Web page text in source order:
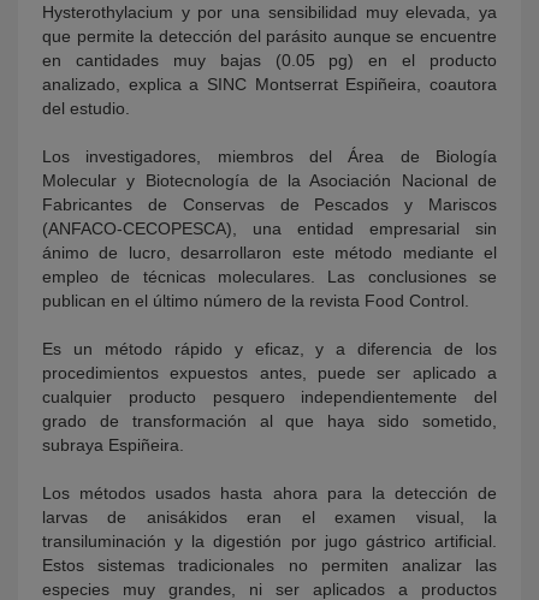
Hysterothylacium y por una sensibilidad muy elevada, ya
que permite la detección del parásito aunque se encuentre
en cantidades muy bajas (0.05 pg) en el producto
analizado, explica a SINC Montserrat Espiñeira, coautora
del estudio.
Los investigadores, miembros del Área de Biología
Molecular y Biotecnología de la Asociación Nacional de
Fabricantes de Conservas de Pescados y Mariscos
(ANFACO-CECOPESCA), una entidad empresarial sin
ánimo de lucro, desarrollaron este método mediante el
empleo de técnicas moleculares. Las conclusiones se
publican en el último número de la revista Food Control.
Es un método rápido y eficaz, y a diferencia de los
procedimientos expuestos antes, puede ser aplicado a
cualquier producto pesquero independientemente del
grado de transformación al que haya sido sometido,
subraya Espiñeira.
Los métodos usados hasta ahora para la detección de
larvas de anisákidos eran el examen visual, la
transiluminación y la digestión por jugo gástrico artificial.
Estos sistemas tradicionales no permiten analizar las
especies muy grandes, ni ser aplicados a productos